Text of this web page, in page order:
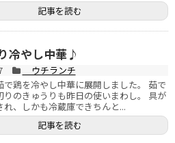
記事を読む
冷やし中華♪
ウチランチ
で鶏を冷やし中華に展開しました。 茹で
りのきゅうりも昨日の使いまわし。 具が
れ、しかも冷蔵庫できちんと...
記事を読む